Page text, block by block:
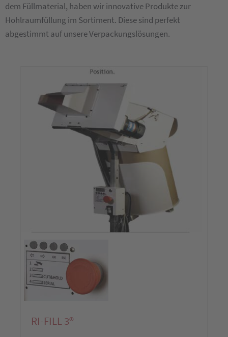
dem Füllmaterial, haben wir innovative Produkte zur
Hohlraumfüllung im Sortiment. Diese sind perfekt
abgestimmt auf unsere Verpackungslösungen.
RI-FILL 3®